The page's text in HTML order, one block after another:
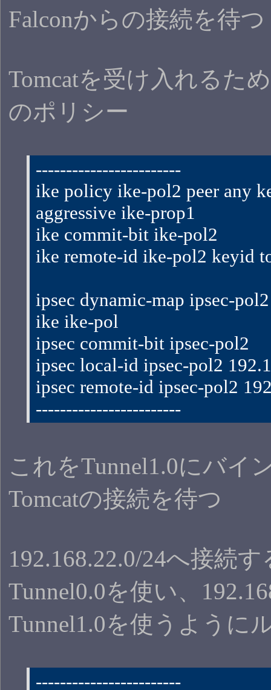
Falconからの接続を待つ
Tomcatを受け入れるた
のポリシー
------------------------
ike policy ike-pol2 peer any
aggressive ike-prop1
ike commit-bit ike-pol2
ike remote-id ike-pol2 keyid
ipsec dynamic-map ipsec-
ike ike-pol
ipsec commit-bit ipsec-pol2
ipsec local-id ipsec-pol2
ipsec remote-id ipsec-pol2
------------------------
これをTunnel1.0にバイ
Tomcatの接続を待つ
192.168.22.0/24へ接続
Tunnel0.0を使い、
Tunnel1.0を使うように
------------------------